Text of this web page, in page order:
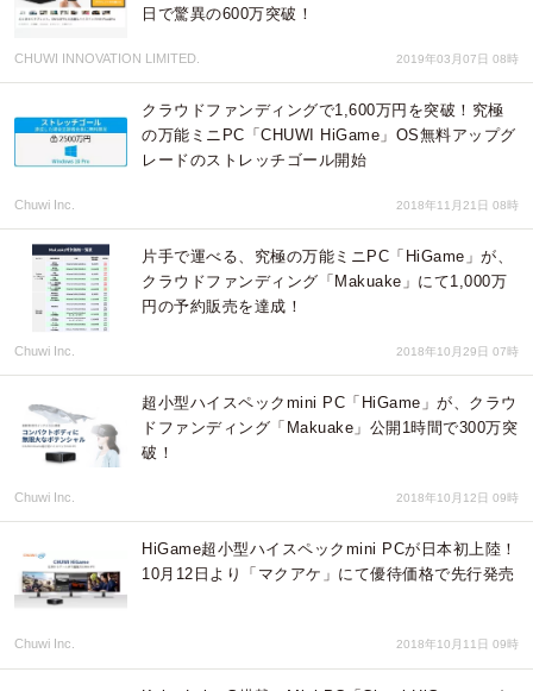
日で驚異の600万突破！
CHUWI INNOVATION LIMITED. 2019年03月07日 08時
クラウドファンディングで1,600万円を突破！究極
の万能ミニPC「CHUWI HiGame」OS無料アップグ
レードのストレッチゴール開始
Chuwi Inc. 2018年11月21日 08時
片手で運べる、究極の万能ミニPC「HiGame」が、
クラウドファンディング「Makuake」にて1,000万
円の予約販売を達成！
Chuwi Inc. 2018年10月29日 07時
超小型ハイスペックmini PC「HiGame」が、クラウ
ドファンディング「Makuake」公開1時間で300万突
破！
Chuwi Inc. 2018年10月12日 09時
HiGame超小型ハイスペックmini PCが日本初上陸！
10月12日より「マクアケ」にて優待価格で先行発売
Chuwi Inc. 2018年10月11日 09時